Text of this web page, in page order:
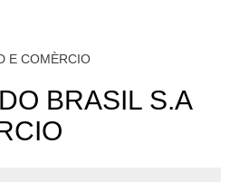
E COMÈRCIO
BRASIL S.A